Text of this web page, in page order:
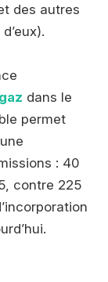
des autres
dans le
permet
: 40
contre 225